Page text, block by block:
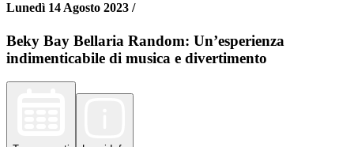
Lunedì 14 Agosto 2023 /
Beky Bay Bellaria Random: Un’esperienza
indimenticabile di musica e divertimento